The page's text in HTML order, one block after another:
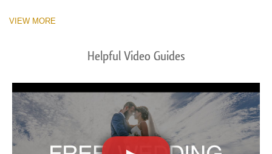
VIEW MORE
Helpful Video Guides